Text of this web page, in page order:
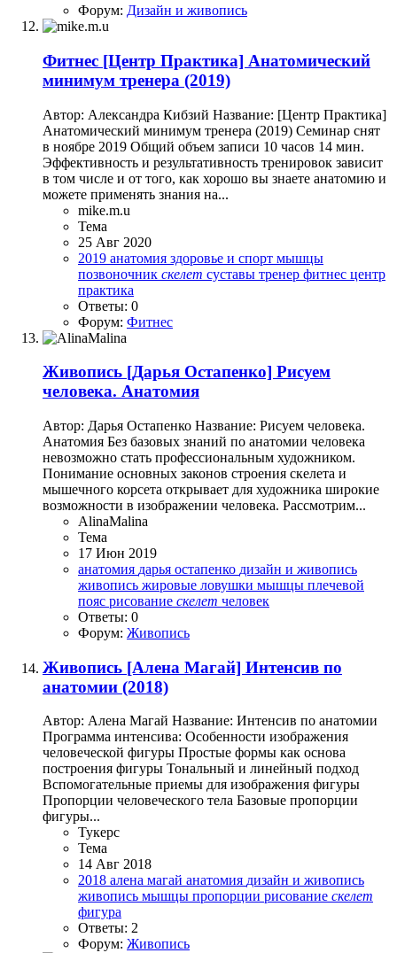
Форум: Дизайн и живопись
Фитнес [Центр Практика] Анатомический
минимум тренера (2019)
Автор: Александра Кибзий Название: [Центр Практика]
Анатомический минимум тренера (2019) Семинар снят
в ноябре 2019 Общий объем записи 10 часов 14 мин.
Эффективность и результативность тренировок зависит
в том числе и от того, как хорошо вы знаете анатомию и
можете применять знания на...
mike.m.u
Тема
25 Авг 2020
2019 анатомия здоровье и спорт мышцы
позвоночник скелет суставы тренер фитнес центр
практика
Ответы: 0
Форум: Фитнес
Живопись [Дарья Остапенко] Рисуем
человека. Анатомия
Автор: Дарья Остапенко Название: Рисуем человека.
Анатомия Без базовых знаний по анатомии человека
невозможно стать профессиональным художником.
Понимание основных законов строения скелета и
мышечного корсета открывает для художника широкие
возможности в изображении человека. Рассмотрим...
AlinaMalina
Тема
17 Июн 2019
анатомия дарья остапенко дизайн и живопись
живопись жировые ловушки мышцы плечевой
пояс рисование скелет человек
Ответы: 0
Форум: Живопись
Живопись [Алена Магай] Интенсив по
анатомии (2018)
Автор: Алена Магай Название: Интенсив по анатомии
Программа интенсива: Особенности изображения
человеческой фигуры Простые формы как основа
построения фигуры Тональный и линейный подход
Вспомогательные приемы для изображения фигуры
Пропорции человеческого тела Базовые пропорции
фигуры...
Тукерс
Тема
14 Авг 2018
2018 алена магай анатомия дизайн и живопись
живопись мышцы пропорции рисование скелет
фигура
Ответы: 2
Форум: Живопись